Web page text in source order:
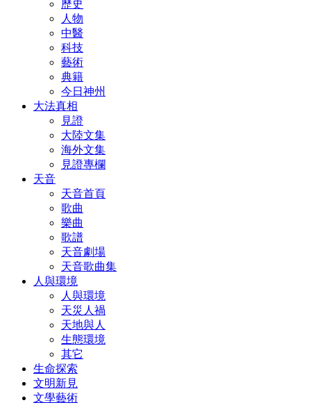
歷史
人物
中醫
科技
藝術
典籍
今日神州
大法真相
見證
大陸文集
海外文集
見證專欄
天音
天音首頁
歌曲
樂曲
歌譜
天音劇場
天音歌曲集
人與環境
人與環境
天災人禍
天地與人
生態環境
其它
生命探索
文明新見
文學藝術